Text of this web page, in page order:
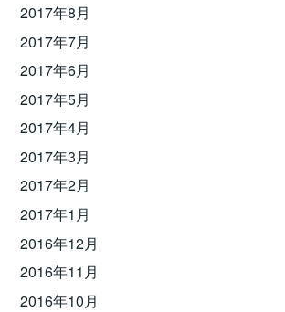
2017年8月
2017年7月
2017年6月
2017年5月
2017年4月
2017年3月
2017年2月
2017年1月
2016年12月
2016年11月
2016年10月